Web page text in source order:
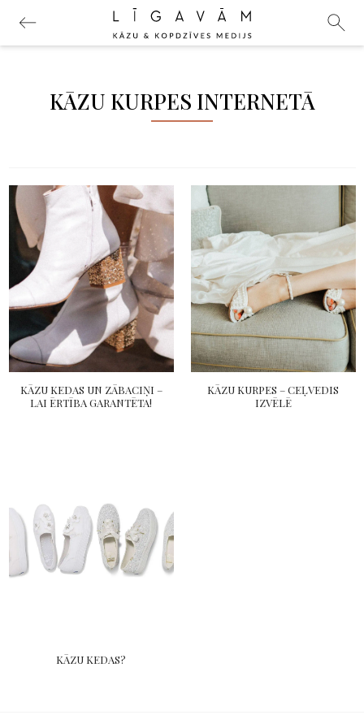
KĀZU KURPES INTERNETĀ
KĀZU KEDAS UN ZĀBACIŅI –
LAI ĒRTĪBA GARANTĒTA!
KĀZU KURPES – CEĻVEDIS
IZVĒLĒ
KĀZU KEDAS?